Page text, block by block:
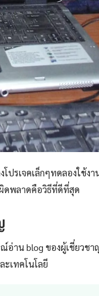
ปรเจคเล็กๆทดลองใช้งา
ดพลาดคือวิธีที่ดีที่สุด
อ่าน blog ของผู้เชี่ยวช
เทคโนโลยี